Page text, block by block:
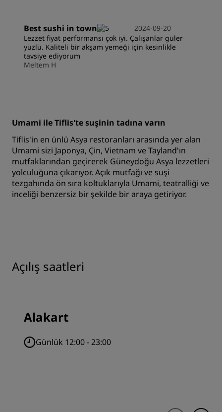
Best sushi in town
2024-09-20
Lezzet fiyat performansı çok iyi. Çalışanlar güler
yüzlü. Kaliteli bir akşam yemeği için kesinlikle
tavsiye ediyorum
Meltem H
Umami ile Tiflis'te suşinin tadına varın
Tiflis'in en ünlü Asya restoranları arasında yer alan
Umami sizi Japonya, Çin, Vietnam ve Tayland'ın
mutfaklarından geçirerek Güneydoğu Asya lezzetleri
yolculuğuna çıkarıyor. Açık mutfağı ve suşi
tezgahında ön sıra koltuklarıyla Umami, teatralliği ve
inceliği benzersiz bir şekilde bir araya getiriyor.
Açılış saatleri
Alakart
Günlük 12:00 - 23:00